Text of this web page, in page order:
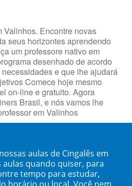
Valinhos. Encontre novas
seus horizontes aprendendo
um professore nativo em
desenhado de acordo
e que lhe ajudará
Comece hoje mesmo
on-line e gratuito. Agora
Brasil, e nós vamos lhe
em Valinhos
aulas de Cingalês em
aulas quando quiser, para
tempo para estudar,